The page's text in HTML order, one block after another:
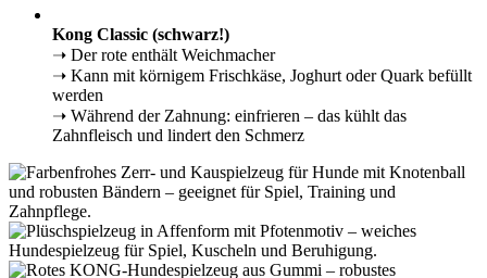
Kong Classic (schwarz!)
➝ Der rote enthält Weichmacher
➝ Kann mit körnigem Frischkäse, Joghurt oder Quark befüllt
werden
➝ Während der Zahnung: einfrieren – das kühlt das
Zahnfleisch und lindert den Schmerz